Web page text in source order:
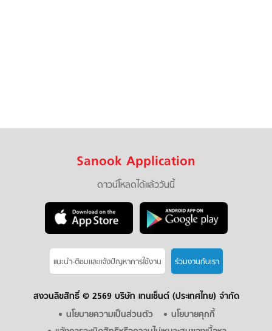
Sanook Application
ดาวน์โหลดได้แล้ววันนี้
แนะนำ-ติชมเเละแจ้งปัญหาการใช้งาน ร่วมงานกับเรา
สงวนลิขสิทธิ์ © 2569 บริษัท เทนเซ็นต์ (ประเทศไทย) จำกัด
นโยบายความเป็นส่วนตัว
นโยบายคุกกี้